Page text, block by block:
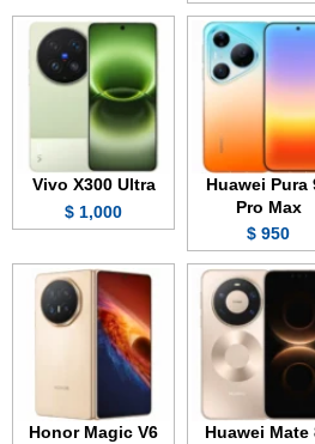
Huawei Pura
Pro Max
950 $
Vivo X300 Ultra
1,000 $
Huawei Mate
Honor Magic V6